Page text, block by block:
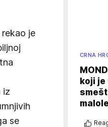
je
iz
se
CRNA
koji je